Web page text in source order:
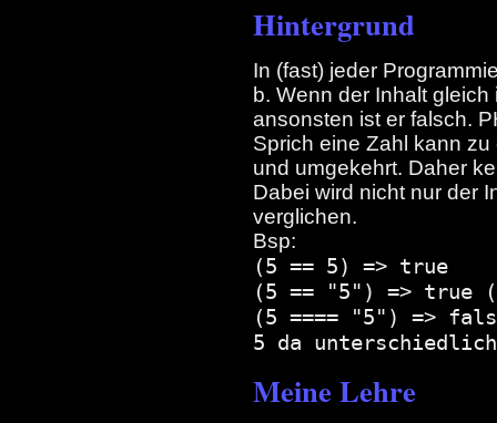
Hintergrund
In (fast) jeder
b. Wenn der Inhalt
ansonsten ist er falsch.
Sprich eine Zahl kann
und umgekehrt. Daher
Dabei wird nicht nur der
verglichen.
Bsp:
(5 == 5) => true
(5 == "5") =>
(5 ==== "5") =>
5 da
Meine Lehre